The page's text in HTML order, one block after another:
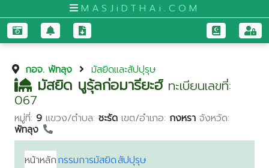
MASJiDTHAi.COM
หลัก
มัสยิด
และ
สัป
ปุ
รุษ
กอจ. พัทลุง มัสยิดและสัปปุรุษ
มัสยิด นูรุ้ลก่อมารียะฮ์ ทะเบียนเลขที่:
067
หมู่ที่: 9 แขวง/ตำบล: ชะรัด เขต/อำเภอ: กงหรา จังหวัด:
พัทลุง
หน้าหลักกรรมการมัสยิดสัปปุรุษ